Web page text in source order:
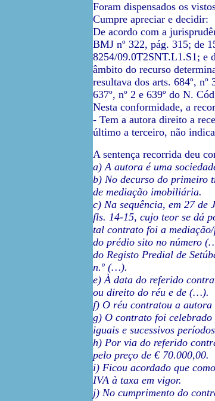
Foram dispensados os
Cumpre apreciar e decidir:
De acordo com a
BMJ nº 322, pág. 315; de
8254/09.0T2SNT.L1.S1; e
âmbito do recurso
resultava dos arts. 684º,
637º, nº 2 e 639º do N.
Nesta conformidade, a
- Tem a autora direito a
último a terceiro, não
A sentença recorrida deu
a) A autora é uma
b) No decurso do primeiro
de mediação imobiliária.
c) Na sequência, em 27
fls. 14-15, cujo teor se dá
tal contrato foi a
do prédio sito no número
do Registo Predial de
n.º (…).
e) À data do referido
ou direito do réu e de (…).
f) O réu contratou a autora
g) O contrato foi celebrado
iguais e sucessivos
h) Por via do referido
pelo preço de € 70.000,00.
i) Ficou acordado que
IVA à taxa em vigor.
j) No cumprimento do